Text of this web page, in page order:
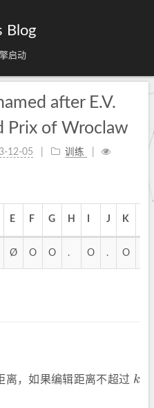
Blog
启动
after E.V.
Prix of Wroclaw
12-05 训练
E F G H J K
Ø O O . O . O
离，如果编辑距离不超过 k
k